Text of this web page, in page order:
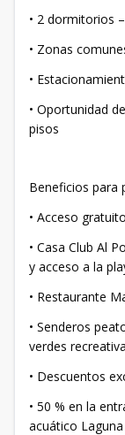
• 2 dormitorios
• Zonas
•
• Oportunidad
pisos
Beneficios para
• Acceso
• Casa Club Al
y acceso a la
• Restaurante
• Senderos
verdes
• Descuentos
• 50 % en la
acuático Laguna